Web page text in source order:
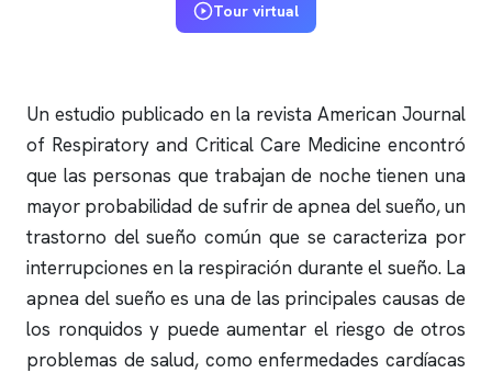
Tour virtual
Un estudio publicado en la revista American Journal
of Respiratory and Critical Care Medicine encontró
que las personas que trabajan de noche tienen una
mayor probabilidad de sufrir deapnea del sueño, un
trastorno del sueño común que se caracteriza por
interrupciones en la respiración durante el sueño. La
apnea del sueño es una de las principales causas de
los ronquidos y puede aumentar el riesgo de otros
problemas de salud, como enfermedades cardíacas